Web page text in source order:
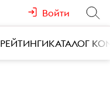
Войти
РЕЙТИНГИКАТАЛОГ